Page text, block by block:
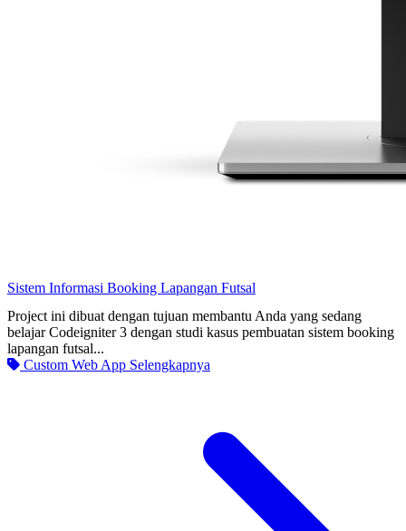
Sistem Informasi Booking Lapangan Futsal
Project ini dibuat dengan tujuan membantu Anda yang sedang
belajar Codeigniter 3 dengan studi kasus pembuatan sistem booking
lapangan futsal...
Custom Web App Selengkapnya